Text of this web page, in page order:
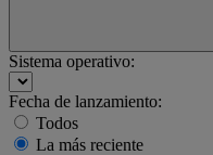
Sistema operativo:
Fecha de lanzamiento:
Todos
La más reciente